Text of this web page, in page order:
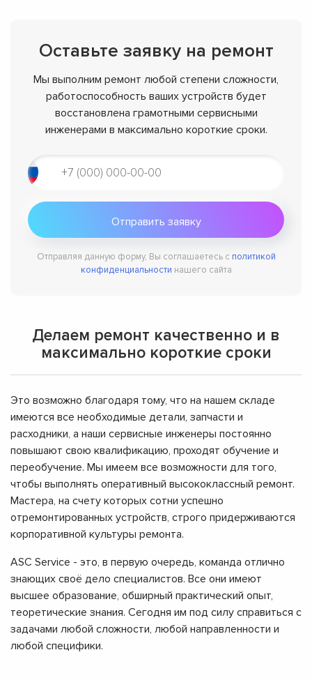
Оставьте заявку на ремонт
Мы выполним ремонт любой степени сложности,
работоспособность ваших устройств будет
восстановлена грамотными сервисными
инженерами в максимально короткие сроки.
Отправляя данную форму, Вы соглашаетесь с политикой
конфиденциальности нашего сайта
Делаем ремонт качественно и в
максимально короткие сроки
Это возможно благодаря тому, что на нашем складе
имеются все необходимые детали, запчасти и
расходники, а наши сервисные инженеры постоянно
повышают свою квалификацию, проходят обучение и
переобучение. Мы имеем все возможности для того,
чтобы выполнять оперативный высококлассный ремонт.
Мастера, на счету которых сотни успешно
отремонтированных устройств, строго придерживаются
корпоративной культуры ремонта.
ASC Service - это, в первую очередь, команда отлично
знающих своё дело специалистов. Все они имеют
высшее образование, обширный практический опыт,
теоретические знания. Сегодня им под силу справиться с
задачами любой сложности, любой направленности и
любой специфики.